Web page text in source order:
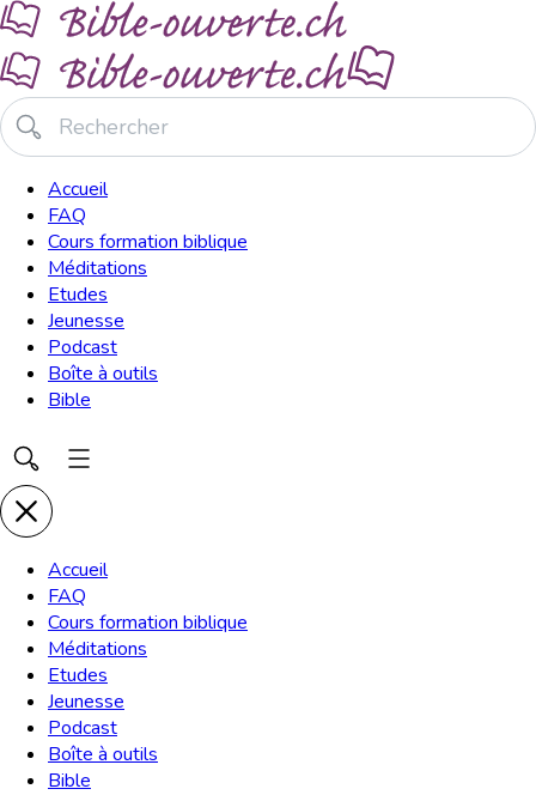
Accueil
FAQ
Cours formation biblique
Méditations
Etudes
Jeunesse
Podcast
Boîte à outils
Bible
Accueil
FAQ
Cours formation biblique
Méditations
Etudes
Jeunesse
Podcast
Boîte à outils
Bible